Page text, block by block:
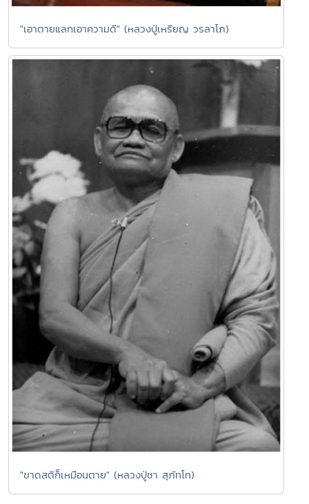
"เอาตายแลกเอาความดี" (หลวงปู่เหรียญ วรลาโภ)
"ขาดสติก็เหมือนตาย" (หลวงปู่ชา สุภัทโท)